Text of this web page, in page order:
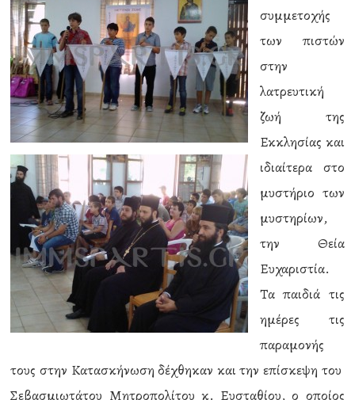
συμμετοχής
των πιστών
στην
λατρευτική
ζωή της
Εκκλησίας και
ιδιαίτερα στο
μυστήριο των
μυστηρίων,
την Θεία
Ευχαριστία.
Τα παιδιά τις
ημέρες τις
παραμονής
τους στην Κατασκήνωση δέχθηκαν και την επίσκεψη του
Σεβασμιωτάτου Μητροπολίτου κ. Ευσταθίου, ο οποίος